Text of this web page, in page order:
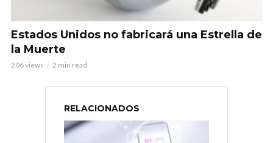
Estados Unidos no fabricará una Estrella de
la Muerte
206 views 2 min read
RELACIONADOS